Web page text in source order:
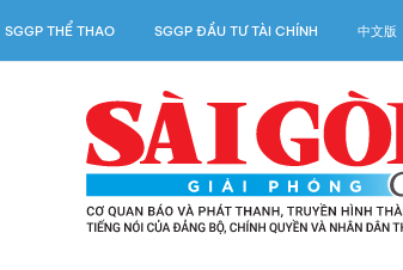
SGGP THỂ THAO SGGP ĐẦU TƯ TÀI CHÍNH 中文版